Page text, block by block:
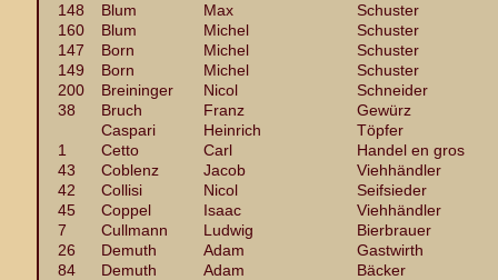
148
Blum Max
Schuster
160
Blum Michel
Schuster
147
Born Michel
Schuster
149
Born Michel
Schuster
200
Breininger Nicol
Schneider
38
Bruch Franz
Gewürz
Caspari
Heinrich
Töpfer
1
Cetto Carl
Handel en gros
43
Coblenz Jacob
Viehhändler
42
Collisi Nicol
Seifsieder
45
Coppel Isaac
Viehhändler
7
Cullmann Ludwig
Bierbrauer
26
Demuth Adam
Gastwirth
84
Demuth Adam
Bäcker